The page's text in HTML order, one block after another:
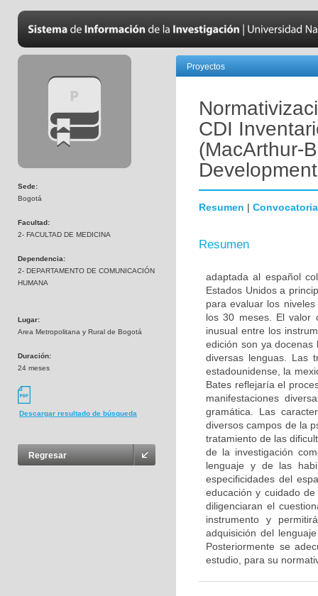
Sede:
Bogotá
Facultad:
2- FACULTAD DE MEDICINA
Dependencia:
2- DEPARTAMENTO DE COMUNICACIÓN
HUMANA
Lugar:
Area Metropolitana y Rural de Bogotá
Duración:
24 meses
Descargar resultado de búsqueda
Regresar
Proyectos
CDI
(MacArthur-
Resumen | Convocatoria
Resumen
adaptada al español
Estados Unidos a
para evaluar los
los 30 meses. El valor
inusual entre los
edición son ya
diversas lenguas. Las
estadounidense, la
Bates reflejaría el
manifestaciones
gramática. Las
diversos campos de la
tratamiento de las
de la investigación
lenguaje y de las
especificidades del
educación y cuidado
diligenciaran el
instrumento y
adquisición del
Posteriormente se
estudio, para su